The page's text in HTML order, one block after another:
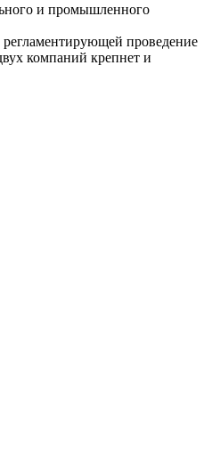
и промышленного
проведение
компаний крепнет и